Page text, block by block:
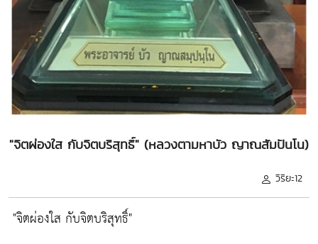
"จิตผ่องใส กับจิตบริสุทธิ์" (หลวงตามหาบัว ญาณสัมปันโน)
วิริยะ12
"จิตผ่องใส กับจิตบริสุทธิ์"